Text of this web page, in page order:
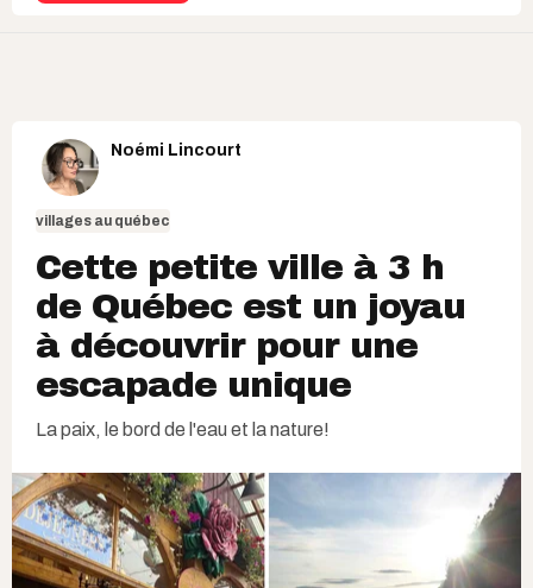
Noémi Lincourt
villages au québec
Cette petite ville à 3 h
de Québec est un joyau
à découvrir pour une
escapade unique
La paix, le bord de l'eau et la nature!